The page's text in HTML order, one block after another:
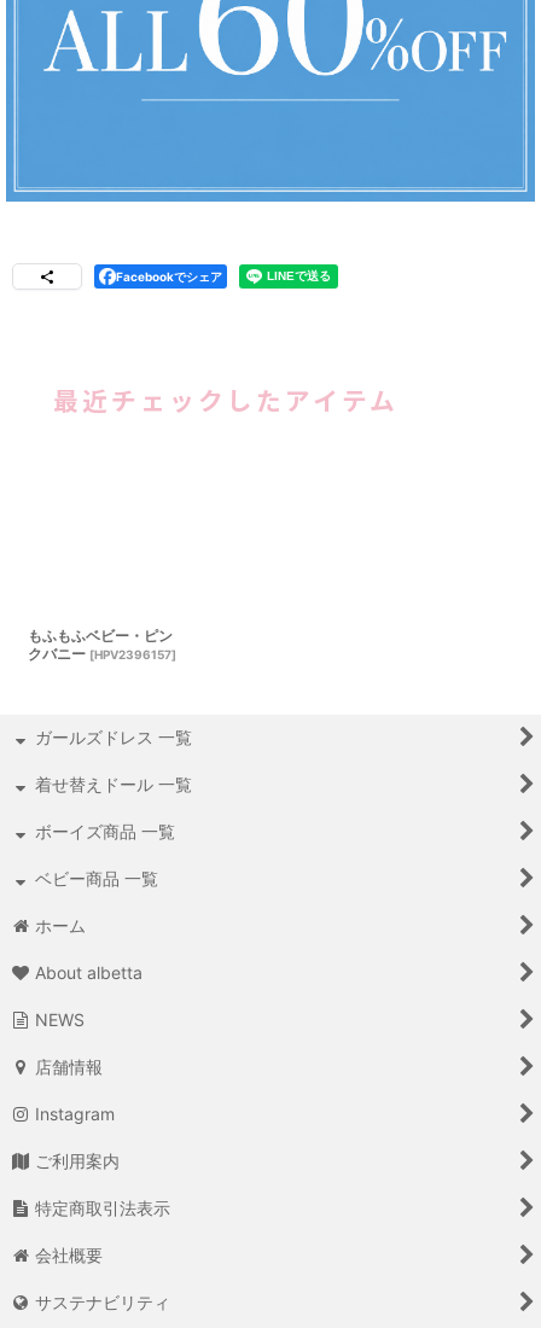
Facebookでシェア
最近チェックしたアイテム
もふもふベビー・ピン
クバニー [HPV2396157]
ガールズドレス 一覧
着せ替えドール 一覧
ボーイズ商品 一覧
ベビー商品 一覧
ホーム
About albetta
NEWS
店舗情報
Instagram
ご利用案内
特定商取引法表示
会社概要
サステナビリティ